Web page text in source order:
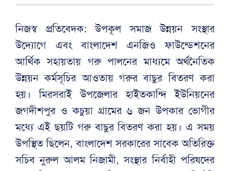
নিজস্ব প্রতিবেদক: উপকূল সমাজ উন্নয়ন সংস্থার
উদ্যোগে এবং বাংলাদেশ এনজিও ফাউন্ডেশনের
আর্থিক সহায়তায় গরু পালনের মাধ্যমে অর্থনৈতিক
উন্নয়ন কর্মসূচির আওতায় গরুর বাছুর বিতরণ করা
হয়। মিরসরাই উপজেলার হাইতকান্দি ইউনিয়নের
জগদীশপুর ও কচুয়া গ্রামের ৬ জন উপকার ভোগীর
মধ্যে এই ছয়টি গরু বাছুর বিতরণ করা হয়। এ সময়
উপস্থিত ছিলেন, বাংলাদেশ সরকারের সাবেক অতিরিক্ত
সচিব নুরুল আলম নিজামী, সংস্থার নির্বাহী পরিষদের